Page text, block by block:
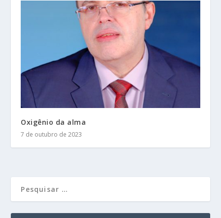
Oxigênio da alma
7 de outubro de 2023